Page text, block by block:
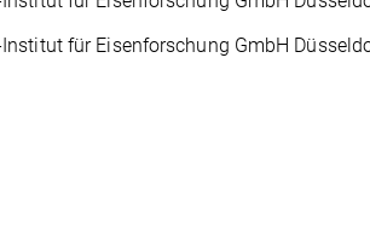
für Eisenforschung GmbH